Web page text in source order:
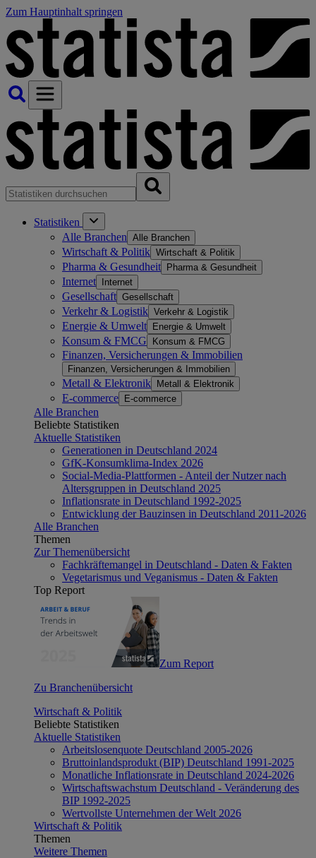
Zum Hauptinhalt springen
Statistiken
Alle Branchen Alle Branchen
Wirtschaft & Politik Wirtschaft & Politik
Pharma & Gesundheit Pharma & Gesundheit
Internet Internet
Gesellschaft Gesellschaft
Verkehr & Logistik Verkehr & Logistik
Energie & Umwelt Energie & Umwelt
Konsum & FMCG Konsum & FMCG
Finanzen, Versicherungen & Immobilien
Finanzen, Versicherungen & Immobilien
Metall & Elektronik Metall & Elektronik
E-commerce E-commerce
Alle Branchen
Beliebte Statistiken
Aktuelle Statistiken
Generationen in Deutschland 2024
GfK-Konsumklima-Index 2026
Social-Media-Plattformen - Anteil der Nutzer nach
Altersgruppen in Deutschland 2025
Inflationsrate in Deutschland 1992-2025
Entwicklung der Bauzinsen in Deutschland 2011-2026
Alle Branchen
Themen
Zur Themenübersicht
Fachkräftemangel in Deutschland - Daten & Fakten
Vegetarismus und Veganismus - Daten & Fakten
Top Report
Zum Report
Zu Branchenübersicht
Wirtschaft & Politik
Beliebte Statistiken
Aktuelle Statistiken
Arbeitslosenquote Deutschland 2005-2026
Bruttoinlandsprodukt (BIP) Deutschland 1991-2025
Monatliche Inflationsrate in Deutschland 2024-2026
Wirtschaftswachstum Deutschland - Veränderung des
BIP 1992-2025
Wertvollste Unternehmen der Welt 2026
Wirtschaft & Politik
Themen
Weitere Themen